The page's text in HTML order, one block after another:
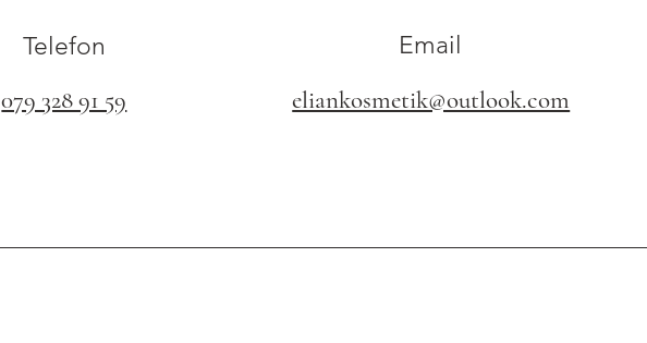
Telefon
079 328 91 59
Email
eliankosmetik@outlook.com